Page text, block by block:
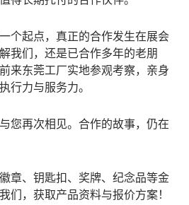
个起点，真正的合作发生在展会
我们，还是已合作多年的老朋
来东莞工厂实地参观考察，亲身
行力与服务力。
您再次相见。合作的故事，仍在
章、钥匙扣、奖牌、纪念品等金
们，获取产品资料与报价方案！